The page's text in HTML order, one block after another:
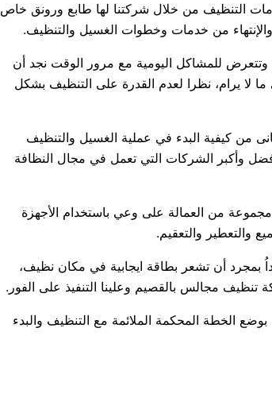
التنظيف من خلال شركتنا لها طابع ورونق خاص
من خدمات وخطوات الغسيل والتنظيف.
وتتعرض للمشاكل اليومية مع مرور الوقت نجد أن
لا يرام، نظرا لعدم القدرة على التنظيف بشكل
من كيفية البدء في عملية الغسيل والتنظيف
وأكبر الشركات التي تعمل في مجال النظافة
من العمالة على وعي باستخدام الأجهزة
والتعطير والتعقيم.
أن تشعر بطاقة ايجابية في مكان نظيف،
مجالس بالقصيم وعلينا التنفيذ على الفور.
الخطة المحكمة الملائمة مع التنظيف والبدء